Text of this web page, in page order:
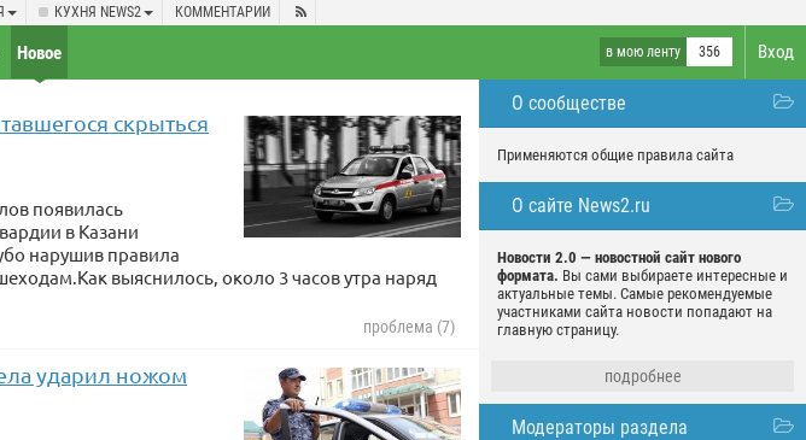
КУХНЯ NEWS2 КОММЕНТАРИИ 
Вход
в мою ленту 356
Новое
О сообществе
Применяются общие правила сайта
О сайте News2.ru
Новости 2.0 — новостной сайт нового
формата. Вы сами выбираете интересные и
актуальные темы. Самые рекомендуемые
участниками сайта новости попадают на
главную страницу.
подробнее
Модераторы раздела
скрыться
появилась
в Казани
нарушив правила
выяснилось, около 3 часов утра наряд
проблема (7)
ударил ножом